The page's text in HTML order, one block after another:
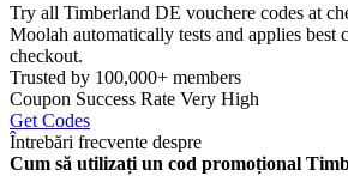
Try all Timberland DE vouchere codes at
Moolah automatically tests and applies best
checkout.
Trusted by 100,000+ members
Coupon Success Rate Very High
Get Codes
Întrebări frecvente despre
Cum să utilizați un cod promoțional